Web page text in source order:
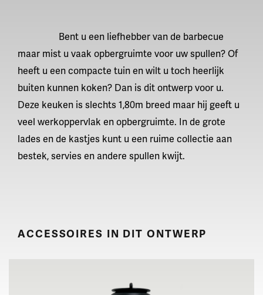
Bent u een liefhebber van de barbecue
maar mist u vaak opbergruimte voor uw spullen? Of
heeft u een compacte tuin en wilt u toch heerlijk
buiten kunnen koken? Dan is dit ontwerp voor u.
Deze keuken is slechts 1,80m breed maar hij geeft u
veel werkoppervlak en opbergruimte. In de grote
lades en de kastjes kunt u een ruime collectie aan
bestek, servies en andere spullen kwijt.
ACCESSOIRES IN DIT ONTWERP